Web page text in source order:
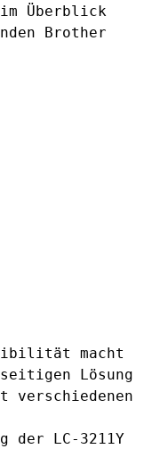
Überblick
Brother
macht
Lösung
verschiedenen
der LC-3211Y